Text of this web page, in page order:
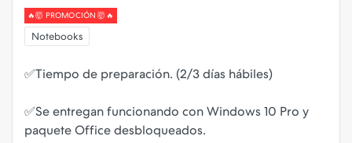
🔥🤯 PROMOCIÓN 🤯🔥
Notebooks
✅Tiempo de preparación. (2/3 días hábiles)
✅Se entregan funcionando con Windows 10 Pro y
paquete Office desbloqueados.